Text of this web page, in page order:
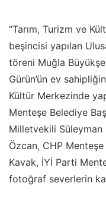
“Tarım, Turizm ve
beşincisi yapılan
töreni Muğla
Gürün’ün ev
Kültür Merkezinde
Menteşe Belediye
Milletvekili
Özcan, CHP
Kavak, İYİ Parti
fotoğraf severlerin